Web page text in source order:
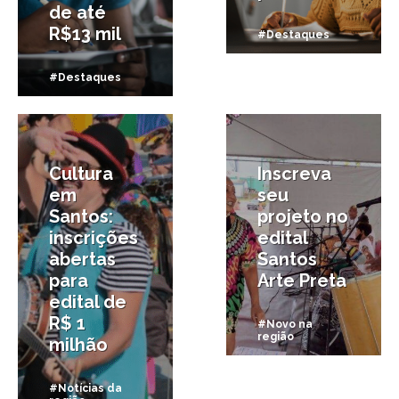
de até
R$13 mil
#Destaques
#Destaques
8/01/2026
Cultura
em
Santos:
inscrições
abertas
para
edital de
R$ 1
milhão
#Notícias da
Inscreva
seu
projeto no
edital
Santos
Arte Preta
#Novo na
região